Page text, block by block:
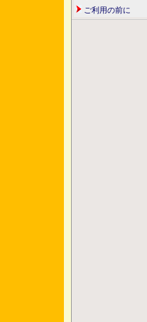
ご利用の前に